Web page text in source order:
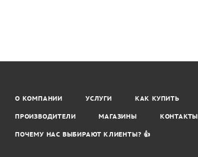
О КОМПАНИИ УСЛУГИ КАК КУПИТЬ
ПРОИЗВОДИТЕЛИ МАГАЗИНЫ КОНТАКТЫ
ПОЧЕМУ НАС ВЫБИРАЮТ КЛИЕНТЫ? 👍